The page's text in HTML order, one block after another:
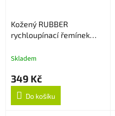
Kožený RUBBER
rychloupínací řemínek
Skladem
349 Kč
Do košíku